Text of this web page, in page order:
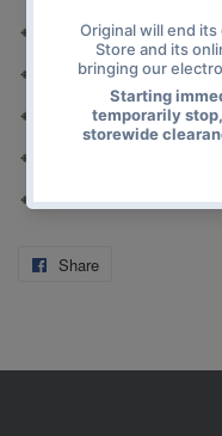
🔸 創新氣墊按摩頭、梳型按
🔸 全方位放鬆頭部、面部、
🔸 四種轉速設定,使用者可以
🔸 採用 Type-C 接口充電,充
🔸 重量僅 223g，使用起來
Share